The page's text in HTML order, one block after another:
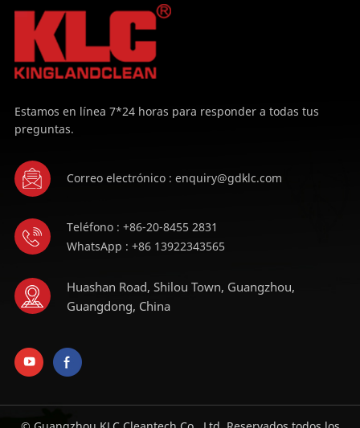
Estamos en línea 7*24 horas para responder a todas tus
preguntas.
Correo electrónico : enquiry@gdklc.com
Teléfono : +86-20-8455 2831
WhatsApp : +86 13922343565
Huashan Road, Shilou Town, Guangzhou,
Guangdong, China